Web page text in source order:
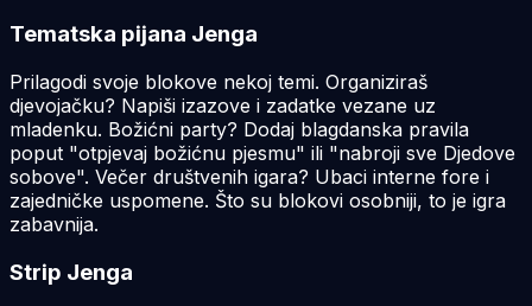
Tematska pijana Jenga
Prilagodi svoje blokove nekoj temi. Organiziraš
djevojačku? Napiši izazove i zadatke vezane uz
mladenku. Božićni party? Dodaj blagdanska pravila
poput "otpjevaj božićnu pjesmu" ili "nabroji sve Djedove
sobove". Večer društvenih igara? Ubaci interne fore i
zajedničke uspomene. Što su blokovi osobniji, to je igra
zabavnija.
Strip Jenga